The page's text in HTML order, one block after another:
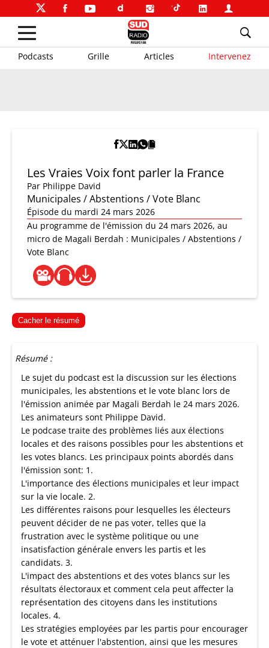
Podcasts Grille Articles Intervenez
Les Vraies Voix font parler la France
Par Philippe David
Municipales / Abstentions / Vote Blanc
Épisode du mardi 24 mars 2026
Au programme de l'émission du 24 mars 2026, au
micro de Magali Berdah : Municipales / Abstentions /
Vote Blanc
Cacher le résumé
Résumé :
Le sujet du podcast est la discussion sur les élections
municipales, les abstentions et le vote blanc lors de
l'émission animée par Magali Berdah le 24 mars 2026.
Les animateurs sont Philippe David.
Le podcase traite des problèmes liés aux élections
locales et des raisons possibles pour les abstentions et
les votes blancs. Les principaux points abordés dans
l'émission sont: 1.
L'importance des élections municipales et leur impact
sur la vie locale. 2.
Les différentes raisons pour lesquelles les électeurs
peuvent décider de ne pas voter, telles que la
frustration avec le système politique ou une
insatisfaction générale envers les partis et les
candidats. 3.
L'impact des abstentions et des votes blancs sur les
résultats électoraux et comment cela peut affecter la
représentation des citoyens dans les institutions
locales. 4.
Les stratégies employées par les partis pour encourager
le vote et atténuer l'abstention, ainsi que les mesures